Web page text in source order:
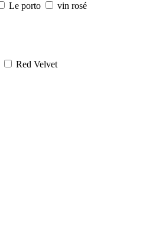
Le porto
vin rosé
Red Velvet